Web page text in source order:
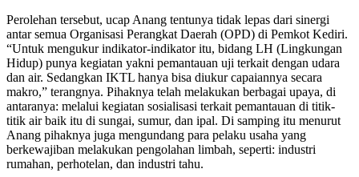
Perolehan tersebut, ucap Anang tentunya tidak lepas dari sinergi
antar semua Organisasi Perangkat Daerah (OPD) di Pemkot Kediri.
“Untuk mengukur indikator-indikator itu, bidang LH (Lingkungan
Hidup) punya kegiatan yakni pemantauan uji terkait dengan udara
dan air. Sedangkan IKTL hanya bisa diukur capaiannya secara
makro,” terangnya. Pihaknya telah melakukan berbagai upaya, di
antaranya: melalui kegiatan sosialisasi terkait pemantauan di titik-
titik air baik itu di sungai, sumur, dan ipal. Di samping itu menurut
Anang pihaknya juga mengundang para pelaku usaha yang
berkewajiban melakukan pengolahan limbah, seperti: industri
rumahan, perhotelan, dan industri tahu.